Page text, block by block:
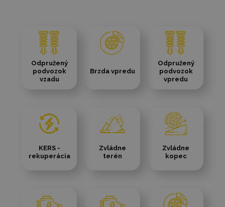
Odpružený
podvozok
vzadu
Brzda vpredu
Odpružený
podvozok
vpredu
KERS -
rekuperácia
Zvládne
terén
Zvládne
kopec